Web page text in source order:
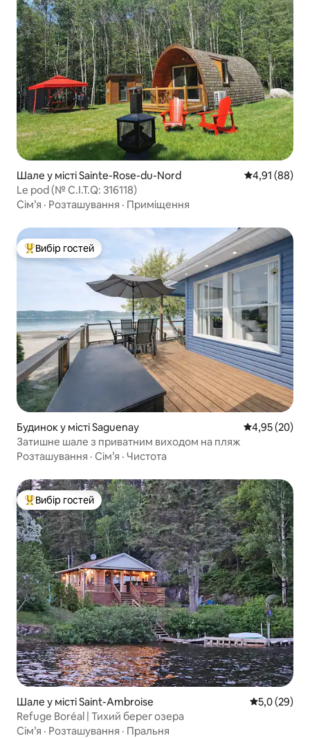
Шале у місті Sainte-Rose-du-Nord Середня
4,91 (88)
Le pod (№ C.I.T.Q: 316118)
Сім’я · Розташування · Приміщення
Топ вибір гостей
Вибір гостей
Будинок у місті Saguenay Середня
4,95 (20)
Затишне шале з приватним виходом на пляж
Розташування · Сім’я · Чистота
Топ вибір гостей
Вибір гостей
Шале у місті Saint-Ambroise Середня
5,0 (29)
Refuge Boréal | Тихий берег озера
Сім’я · Розташування · Пральня